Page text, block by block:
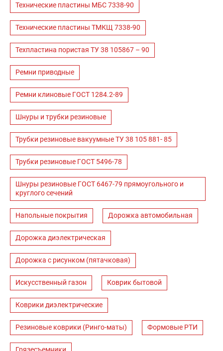
Технические пластины МБС 7338-90
Технические пластины ТМКЩ 7338-90
Техпластина пористая ТУ 38 105867 – 90
Ремни приводные
Ремни клиновые ГОСТ 1284.2-89
Шнуры и трубки резиновые
Трубки резиновые вакуумные ТУ 38 105 881- 85
Трубки резиновые ГОСТ 5496-78
Шнуры резиновые ГОСТ 6467-79 прямоугольного и
круглого сечений
Напольные покрытия Дорожка автомобильная
Дорожка диэлектрическая
Дорожка с рисунком (пятачковая)
Искусственный газон Коврик бытовой
Коврики диэлектрические
Резиновые коврики (Ринго-маты) Формовые РТИ